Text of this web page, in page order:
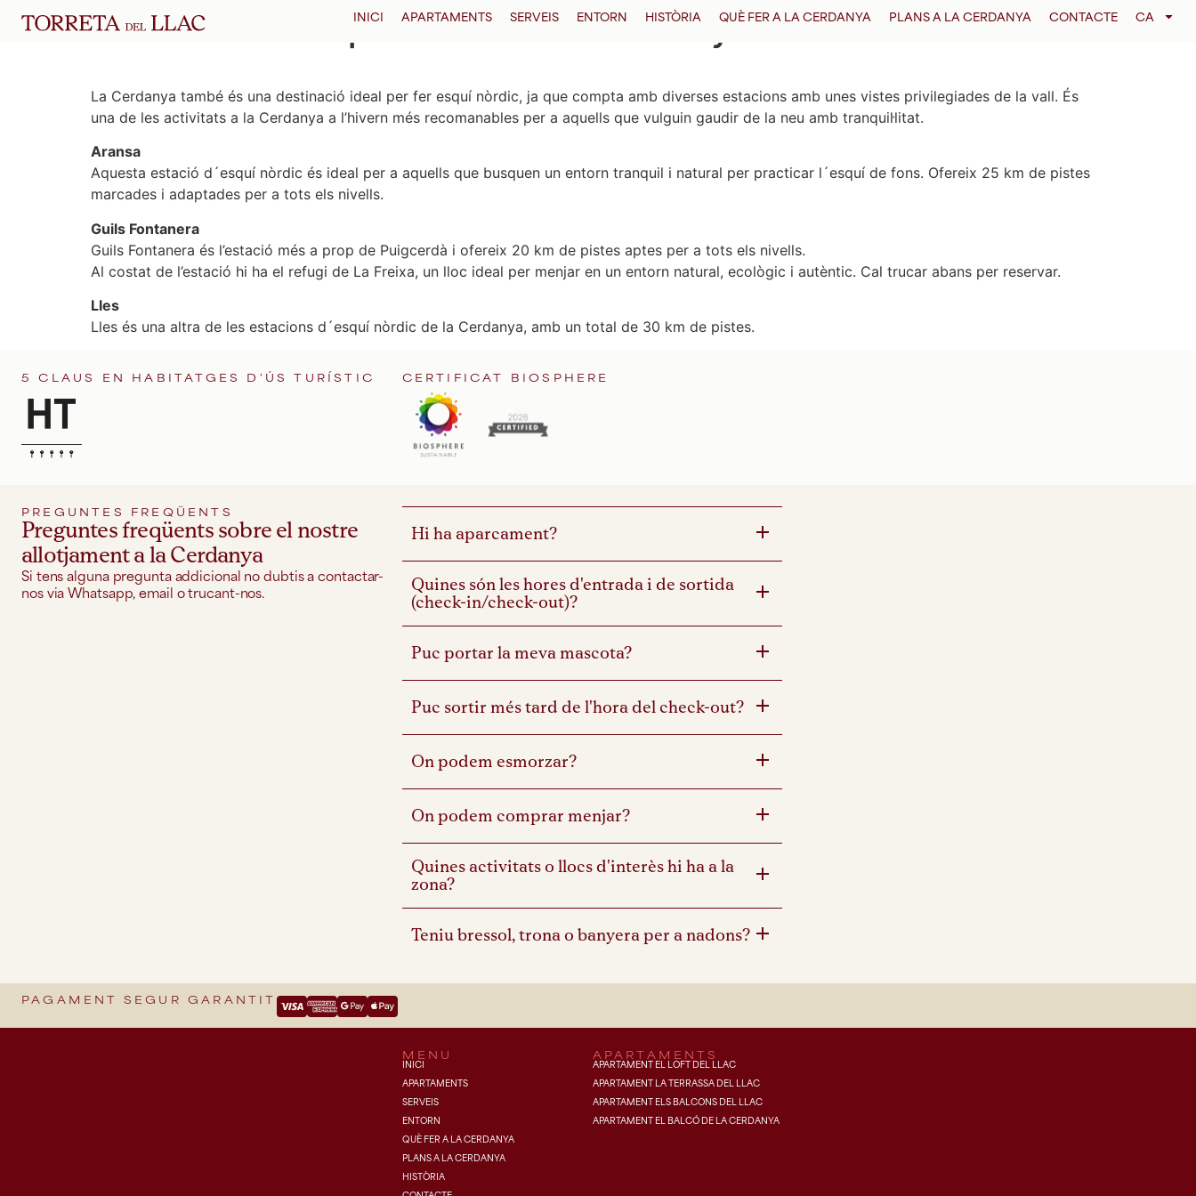
INICI APARTAMENTS SERVEIS ENTORN HISTÒRIA QUÈ FER A LA CERDANYA PLANS A LA CERDANYA CONTACTE CA
Estacions d’Esquí Nòrdic a la Cerdanya
La Cerdanya també és una destinació ideal per fer esquí nòrdic, ja que compta amb diverses estacions amb unes vistes privilegiades de la vall. És
una de les activitats a la Cerdanya a l’hivern més recomanables per a aquells que vulguin gaudir de la neu amb tranquil·litat.
Aransa
Aquesta estació d´esquí nòrdic és ideal per a aquells que busquen un entorn tranquil i natural per practicar l´esquí de fons. Ofereix 25 km de pistes
marcades i adaptades per a tots els nivells.
Guils Fontanera
Guils Fontanera és l’estació més a prop de Puigcerdà i ofereix 20 km de pistes aptes per a tots els nivells.
Al costat de l’estació hi ha el refugi de La Freixa, un lloc ideal per menjar en un entorn natural, ecològic i autèntic. Cal trucar abans per reservar.
Lles
Lles és una altra de les estacions d´esquí nòrdic de la Cerdanya, amb un total de 30 km de pistes.
5 CLAUS EN HABITATGES D'ÚS TURÍSTIC CERTIFICAT BIOSPHERE
PREGUNTES FREQÜENTS
Preguntes freqüents sobre el nostre
allotjament a la Cerdanya
Si tens alguna pregunta addicional no dubtis a contactar-
nos via Whatsapp, email o trucant-nos.
Hi ha aparcament?
Quines són les hores d'entrada i de sortida
(check-in/check-out)?
Puc portar la meva mascota?
Puc sortir més tard de l'hora del check-out?
On podem esmorzar?
On podem comprar menjar?
Quines activitats o llocs d'interès hi ha a la
zona?
Teniu bressol, trona o banyera per a nadons?
PAGAMENT SEGUR GARANTIT
MENU
INICI
APARTAMENTS
SERVEIS
ENTORN
QUÈ FER A LA CERDANYA
PLANS A LA CERDANYA
HISTÒRIA
APARTAMENTS
APARTAMENT EL LOFT DEL LLAC
APARTAMENT LA TERRASSA DEL LLAC
APARTAMENT ELS BALCONS DEL LLAC
APARTAMENT EL BALCÓ DE LA CERDANYA